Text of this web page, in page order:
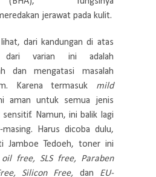
jerawat pada kulit.
dari kandungan di atas
dari varian ini adalah
dan mengatasi masalah
Karena termasuk mild
aman untuk semua jenis
Namun, ini balik lagi
Harus dicoba dulu,
Jamboe Tedoeh, toner ini
free, SLS free, Paraben
Silicon Free, dan EU-